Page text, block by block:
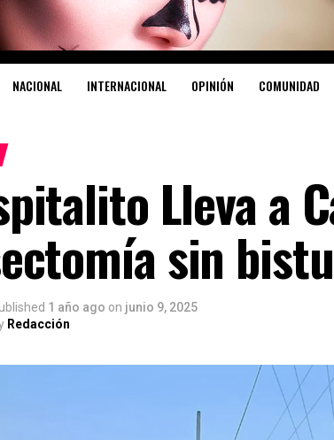
NACIONAL INTERNACIONAL OPINIÓN COMUNIDAD
Lleva a
sin
1 año ago on junio 9, 2025
Redacción